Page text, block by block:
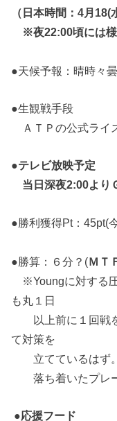
（日本時間：4月18(
※夜22:00頃には様
●天候予報：晴時々曇
●生観戦手段
ＡＴＰの公式ライ
●テレビ放映予定
当日深夜2:00より
●勝利獲得Pt：45pt(
●勝算：６分？(ＭＴ
※Youngに対する
も丸１日
以上前に１回戦を
て対策を
立てているはず。
落ち着いたプレー
●応援フード